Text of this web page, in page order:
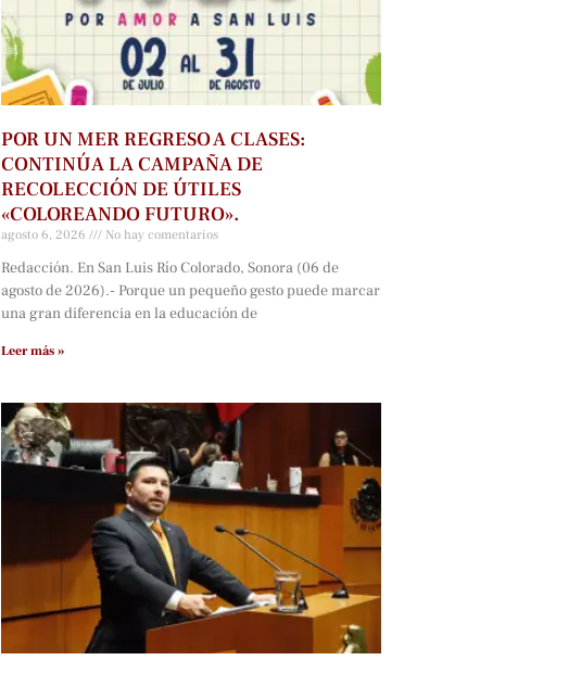
POR UN MER REGRESO A CLASES:
CONTINÚA LA CAMPAÑA DE
RECOLECCIÓN DE ÚTILES
«COLOREANDO FUTURO».
agosto 6, 2026 No hay comentarios
Redacción. En San Luis Río Colorado, Sonora (06 de
agosto de 2026).- Porque un pequeño gesto puede marcar
una gran diferencia en la educación de
Leer más »